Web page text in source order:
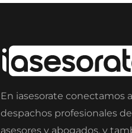
En iasesorate conectamos
despachos profesionales
asesores y abogados, y